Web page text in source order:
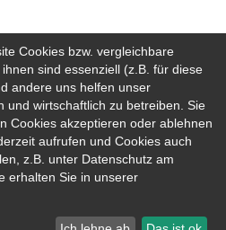
HONDA JAZZ E:HEV
HONDA PRELUDE E:HEV
Cookies bzw. vergleichbare
sind essenziell (z.B. für diese
andere uns helfen unser
und wirtschaftlich zu betreiben. Sie
Cookies akzeptieren oder ablehnen
aufrufen und Cookies auch
z.B. unter Datenschutz am
erhalten Sie in unserer